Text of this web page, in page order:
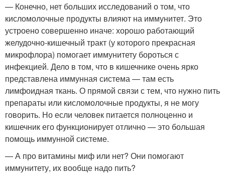
— Конечно, нет больших исследований о том, что
кисломолочные продукты влияют на иммунитет. Это
устроено совершенно иначе: хорошо работающий
желудочно-кишечный тракт (у которого прекрасная
микрофлора) помогает иммунитету бороться с
инфекцией. Дело в том, что в кишечнике очень ярко
представлена иммунная система — там есть
лимфоидная ткань. О прямой связи с тем, что нужно пить
препараты или кисломолочные продукты, я не могу
говорить. Но если человек питается полноценно и
кишечник его функционирует отлично — это большая
помощь иммунной системе.
— А про витамины миф или нет? Они помогают
иммунитету, их вообще надо пить?